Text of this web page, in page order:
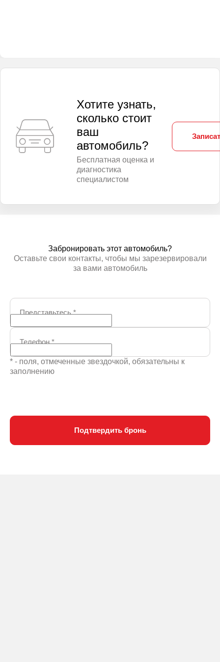
Хотите узнать,
сколько стоит
ваш
автомобиль?
Бесплатная оценка и
диагностика
специалистом
Забронировать этот автомобиль?
Оставьте свои контакты, чтобы мы зарезервировали
за вами автомобиль
Представьтесь*
Телефон*
* - поля, отмеченные звездочкой, обязательны к
заполнению
Подтвердить бронь